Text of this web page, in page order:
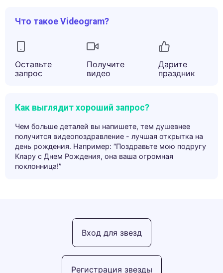
Что такое Videogram?
Оставьте
запрос
Получите
видео
Дарите
праздник
Как выглядит хороший запрос?
Чем больше деталей вы напишете, тем душевнее
получится видеопоздравление - лучшая открытка на
день рождения. Например: “Поздравьте мою подругу
Клару с Днем Рождения, она ваша огромная
поклонница!”
Регистрация звезды
Вход для звезд